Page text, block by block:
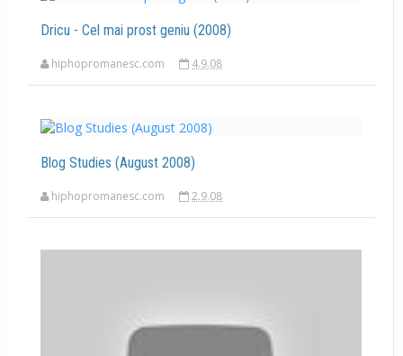
Dricu - Cel mai prost geniu (2008)
hiphopromanesc.com 4.9.08
Blog Studies (August 2008)
hiphopromanesc.com 2.9.08